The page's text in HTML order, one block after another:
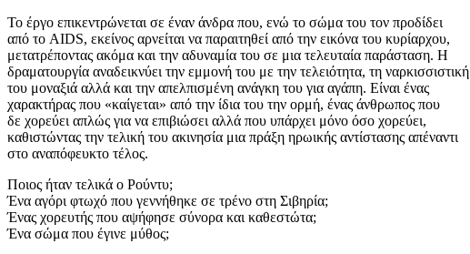
Το έργο επικεντρώνεται σε έναν άνδρα που, ενώ το σώμα του τον προδίδει
από το AIDS, εκείνος αρνείται να παραιτηθεί από την εικόνα του κυρίαρχου,
μετατρέποντας ακόμα και την αδυναμία του σε μια τελευταία παράσταση. Η
δραματουργία αναδεικνύει την εμμονή του με την τελειότητα, τη ναρκισσιστική
του μοναξιά αλλά και την απελπισμένη ανάγκη του για αγάπη. Είναι ένας
χαρακτήρας που «καίγεται» από την ίδια του την ορμή, ένας άνθρωπος που
δε χορεύει απλώς για να επιβιώσει αλλά που υπάρχει μόνο όσο χορεύει,
καθιστώντας την τελική του ακινησία μια πράξη ηρωικής αντίστασης απέναντι
στο αναπόφευκτο τέλος.
Ποιος ήταν τελικά ο Ρούντυ;
Ένα αγόρι φτωχό που γεννήθηκε σε τρένο στη Σιβηρία;
Ένας χορευτής που αψήφησε σύνορα και καθεστώτα;
Ένα σώμα που έγινε μύθος;